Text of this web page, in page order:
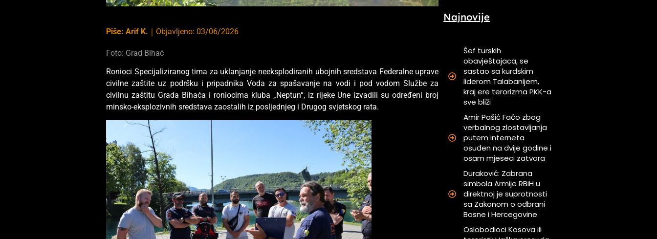
Piše: Arif K. ｜ Objavljeno: 03/06/2026
Foto: Grad Bihać
Ronioci Specijaliziranog tima za uklanjanje neeksplodiranih ubojnih sredstava Federalne uprave
civilne zaštite uz podršku i pripadnika Voda za spašavanje na vodi i pod vodom Službe za
civilnu zaštitu Grada Bihaća i roniocima kluba „Neptun“, iz rijeke Une izvadili su određeni broj
minsko-eksplozivnih sredstava zaostalih iz posljednjeg i Drugog svjetskog rata.
Najnovije
Šef turskih
obavještajaca, se
sastao sa kurdskim
liderom Talabanijem,
kraj ere terorizma PKK-a
sve bliži
Amir Pašić Faćo zbog
verbalnog zlostavljanja
putem interneta
osuđen na dvije godine i
osam mjeseci zatvora
Duraković: Zabrana
simbola Armije RBiH u
direktnoj je suprotnosti
sa Zakonom o odbrani
Bosne i Hercegovine
Oslobodioci Kosova ili